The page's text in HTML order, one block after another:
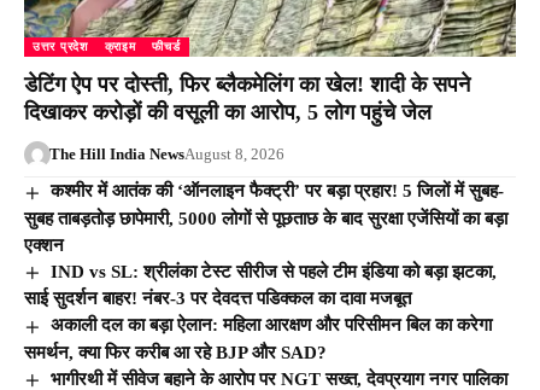
उत्तर प्रदेश क्राइम फीचर्ड
डेटिंग ऐप पर दोस्ती, फिर ब्लैकमेलिंग का खेल! शादी के सपने
दिखाकर करोड़ों की वसूली का आरोप, 5 लोग पहुंचे जेल
The Hill India NewsAugust 8, 2026
कश्मीर में आतंक की ‘ऑनलाइन फैक्ट्री’ पर बड़ा प्रहार! 5 जिलों में सुबह-
सुबह ताबड़तोड़ छापेमारी, 5000 लोगों से पूछताछ के बाद सुरक्षा एजेंसियों का बड़ा
एक्शन
IND vs SL: श्रीलंका टेस्ट सीरीज से पहले टीम इंडिया को बड़ा झटका,
साई सुदर्शन बाहर! नंबर-3 पर देवदत्त पडिक्कल का दावा मजबूत
अकाली दल का बड़ा ऐलान: महिला आरक्षण और परिसीमन बिल का करेगा
समर्थन, क्या फिर करीब आ रहे BJP और SAD?
भागीरथी में सीवेज बहाने के आरोप पर NGT सख्त, देवप्रयाग नगर पालिका